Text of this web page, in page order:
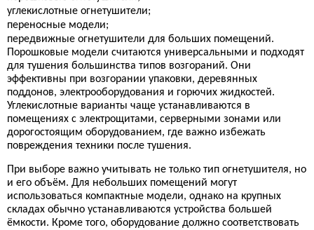
углекислотные огнетушители;
переносные модели;
передвижные огнетушители для больших помещений.
Порошковые модели считаются универсальными и подходят
для тушения большинства типов возгораний. Они
эффективны при возгорании упаковки, деревянных
поддонов, электрооборудования и горючих жидкостей.
Углекислотные варианты чаще устанавливаются в
помещениях с электрощитами, серверными зонами или
дорогостоящим оборудованием, где важно избежать
повреждения техники после тушения.
При выборе важно учитывать не только тип огнетушителя, но
и его объём. Для небольших помещений могут
использоваться компактные модели, однако на крупных
складах обычно устанавливаются устройства большей
ёмкости. Кроме того, оборудование должно соответствовать